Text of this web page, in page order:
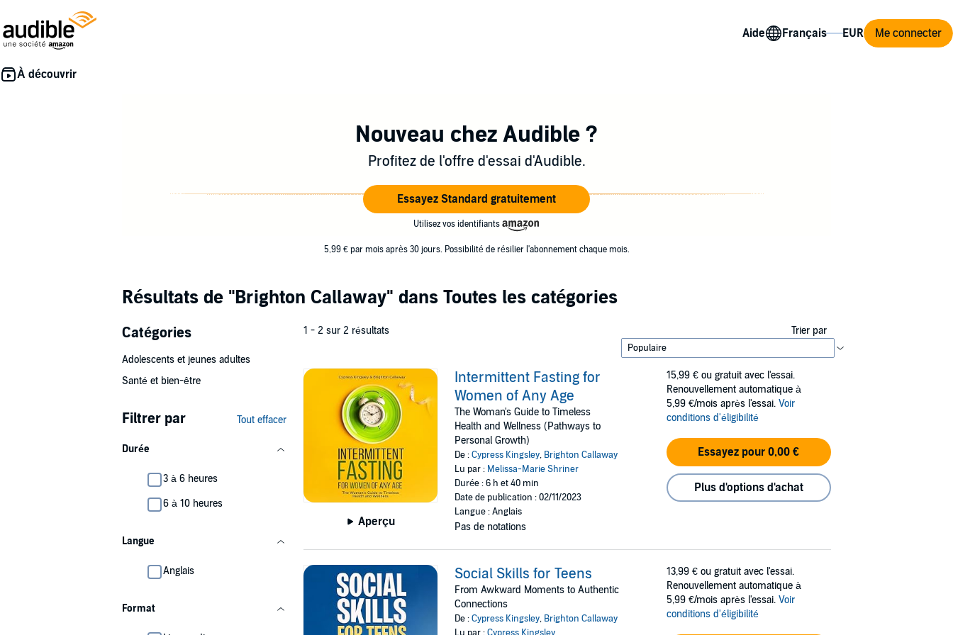
Aide Me connecter
Nouveau chez Audible ?
Profitez de l'offre d'essai d'Audible.
Essayez Standard gratuitement
Utilisez vos identifiants
5,99 € par mois après 30 jours. Possibilité de résilier l'abonnement chaque mois.
Résultats de "Brighton Callaway" dans Toutes les catégories
Catégories
Adolescents et jeunes adultes
Santé et bien-être
Filtrer par Tout effacer
Durée
3 à 6 heures
6 à 10 heures
Langue
Anglais
Format
1 - 2 sur 2 résultats Trier par
Aperçu
Intermittent Fasting for
Women of Any Age
The Woman's Guide to Timeless
Health and Wellness (Pathways to
Personal Growth)
De :Cypress Kingsley, Brighton Callaway
Lu par : Melissa-Marie Shriner
Durée : 6 h et 40 min
Date de publication : 02/11/2023
Langue : Anglais
Pas de notations
15,99 € ou gratuit avec l'essai.
Renouvellement automatique à
5,99 €/mois après l'essai. Voir
conditions d'éligibilité
Essayez pour 0,00 €
Plus d'options d'achat
Social Skills for Teens
From Awkward Moments to Authentic
Connections
De :Cypress Kingsley, Brighton Callaway
13,99 € ou gratuit avec l'essai.
Renouvellement automatique à
5,99 €/mois après l'essai. Voir
conditions d'éligibilité